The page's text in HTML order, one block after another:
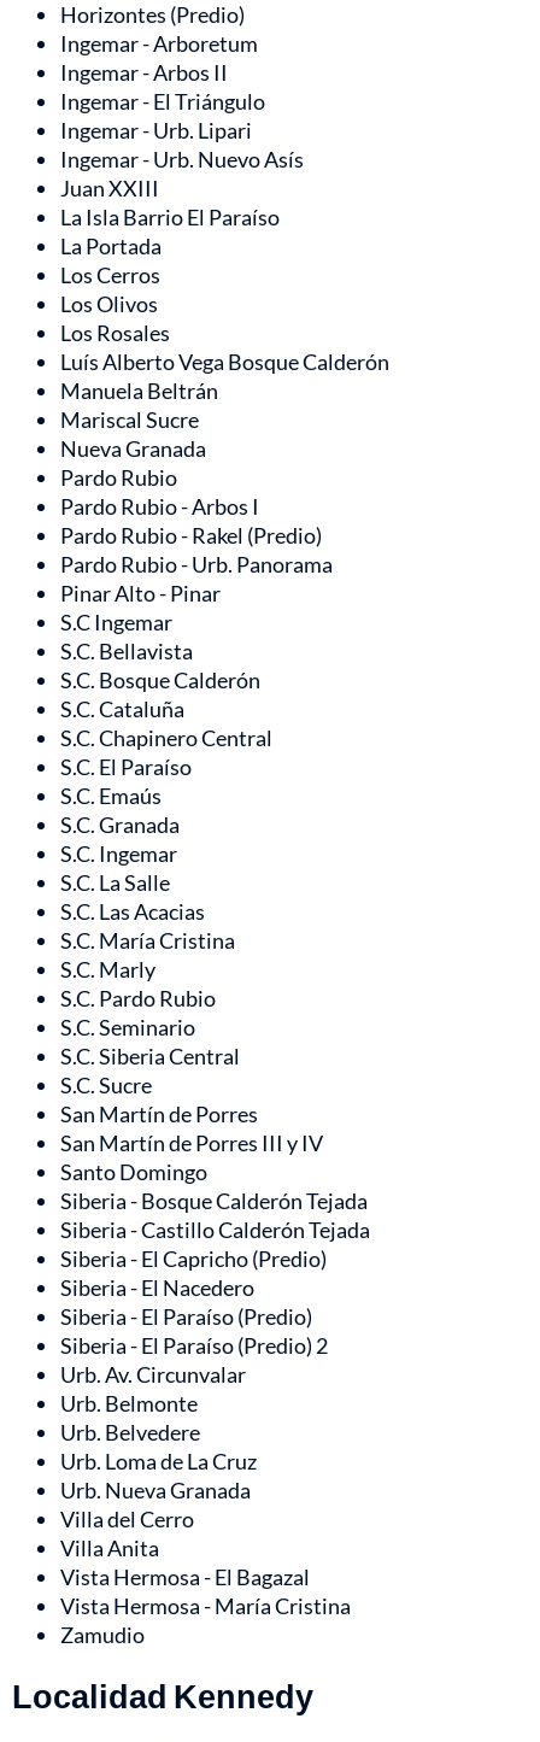
Horizontes (Predio)
Ingemar - Arboretum
Ingemar - Arbos II
Ingemar - El Triángulo
Ingemar - Urb. Lipari
Ingemar - Urb. Nuevo Asís
Juan XXIII
La Isla Barrio El Paraíso
La Portada
Los Cerros
Los Olivos
Los Rosales
Luís Alberto Vega Bosque Calderón
Manuela Beltrán
Mariscal Sucre
Nueva Granada
Pardo Rubio
Pardo Rubio - Arbos I
Pardo Rubio - Rakel (Predio)
Pardo Rubio - Urb. Panorama
Pinar Alto - Pinar
S.C Ingemar
S.C. Bellavista
S.C. Bosque Calderón
S.C. Cataluña
S.C. Chapinero Central
S.C. El Paraíso
S.C. Emaús
S.C. Granada
S.C. Ingemar
S.C. La Salle
S.C. Las Acacias
S.C. María Cristina
S.C. Marly
S.C. Pardo Rubio
S.C. Seminario
S.C. Siberia Central
S.C. Sucre
San Martín de Porres
San Martín de Porres III y IV
Santo Domingo
Siberia - Bosque Calderón Tejada
Siberia - Castillo Calderón Tejada
Siberia - El Capricho (Predio)
Siberia - El Nacedero
Siberia - El Paraíso (Predio)
Siberia - El Paraíso (Predio) 2
Urb. Av. Circunvalar
Urb. Belmonte
Urb. Belvedere
Urb. Loma de La Cruz
Urb. Nueva Granada
Villa del Cerro
Villa Anita
Vista Hermosa - El Bagazal
Vista Hermosa - María Cristina
Zamudio
Localidad Kennedy